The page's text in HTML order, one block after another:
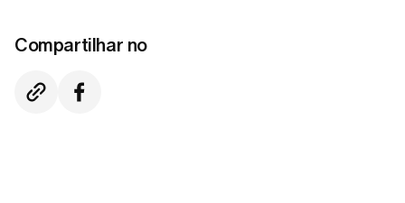
Compartilhar no